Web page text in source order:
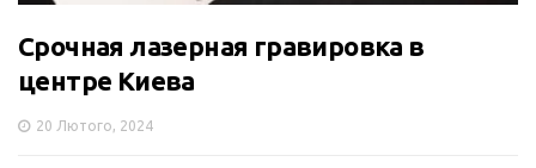
Срочная лазерная гравировка в
центре Киева
20 Лютого, 2024